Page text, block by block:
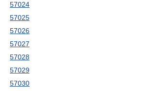
57024
57025
57026
57027
57028
57029
57030